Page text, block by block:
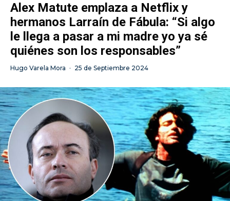
Alex Matute emplaza a Netflix y
hermanos Larraín de Fábula: “Si algo
le llega a pasar a mi madre yo ya sé
quiénes son los responsables”
Hugo Varela Mora · 25 de Septiembre 2024